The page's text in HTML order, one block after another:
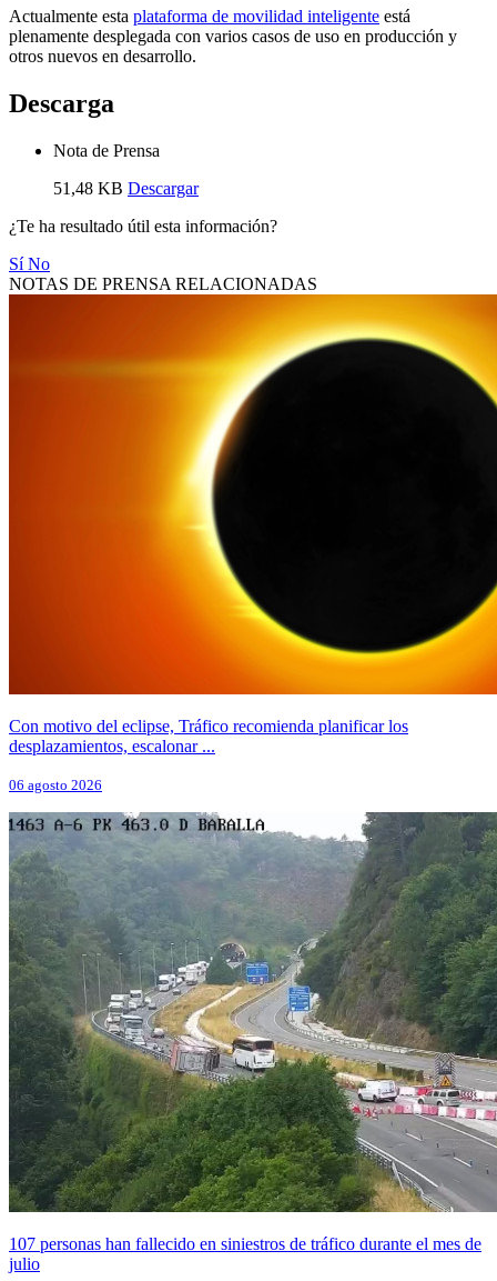
Actualmente esta plataforma de movilidad inteligente está
plenamente desplegada con varios casos de uso en producción y
otros nuevos en desarrollo.
Descarga
Nota de Prensa
51,48 KB Descargar
¿Te ha resultado útil esta información?
SíNo
NOTAS DE PRENSA RELACIONADAS
Con motivo del eclipse, Tráfico recomienda planificar los
desplazamientos, escalonar ...
06 agosto 2026
107 personas han fallecido en siniestros de tráfico durante el mes de
julio